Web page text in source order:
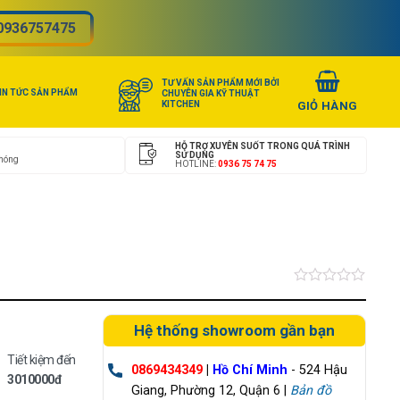
TỨC SẢN PHẨM
TƯ VẤN SẢN PHẨM MỚI BỞI
CHUYÊN GIA KỸ THUẬT
KITCHEN
HỖ TRỢ XUYÊN SUỐT TRONG QUÁ TRÌNH
SỬ DỤNG
HOTLINE:0936 75 74 75
Được
hạng
0.0
sao
Tiết kiệm đến
3010000đ
Hệ thống showroom gần bạn
0869434349| Hồ Chí Minh - 524 Hậu
Giang, Phường 12, Quận 6 | Bản đồ